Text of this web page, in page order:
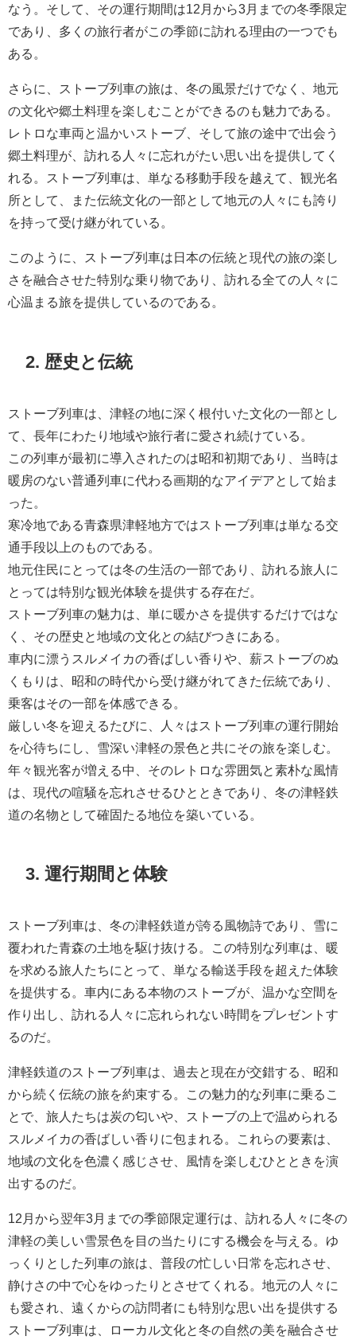
なう。そして、その運行期間は12月から3月までの冬季限定
であり、多くの旅行者がこの季節に訪れる理由の一つでも
ある。
さらに、ストーブ列車の旅は、冬の風景だけでなく、地元
の文化や郷土料理を楽しむことができるのも魅力である。
レトロな車両と温かいストーブ、そして旅の途中で出会う
郷土料理が、訪れる人々に忘れがたい思い出を提供してく
れる。ストーブ列車は、単なる移動手段を越えて、観光名
所として、また伝統文化の一部として地元の人々にも誇り
を持って受け継がれている。
このように、ストーブ列車は日本の伝統と現代の旅の楽し
さを融合させた特別な乗り物であり、訪れる全ての人々に
心温まる旅を提供しているのである。
2. 歴史と伝統
ストーブ列車は、津軽の地に深く根付いた文化の一部とし
て、長年にわたり地域や旅行者に愛され続けている。
この列車が最初に導入されたのは昭和初期であり、当時は
暖房のない普通列車に代わる画期的なアイデアとして始ま
った。
寒冷地である青森県津軽地方ではストーブ列車は単なる交
通手段以上のものである。
地元住民にとっては冬の生活の一部であり、訪れる旅人に
とっては特別な観光体験を提供する存在だ。
ストーブ列車の魅力は、単に暖かさを提供するだけではな
く、その歴史と地域の文化との結びつきにある。
車内に漂うスルメイカの香ばしい香りや、薪ストーブのぬ
くもりは、昭和の時代から受け継がれてきた伝統であり、
乗客はその一部を体感できる。
厳しい冬を迎えるたびに、人々はストーブ列車の運行開始
を心待ちにし、雪深い津軽の景色と共にその旅を楽しむ。
年々観光客が増える中、そのレトロな雰囲気と素朴な風情
は、現代の喧騒を忘れさせるひとときであり、冬の津軽鉄
道の名物として確固たる地位を築いている。
3. 運行期間と体験
ストーブ列車は、冬の津軽鉄道が誇る風物詩であり、雪に
覆われた青森の土地を駆け抜ける。この特別な列車は、暖
を求める旅人たちにとって、単なる輸送手段を超えた体験
を提供する。車内にある本物のストーブが、温かな空間を
作り出し、訪れる人々に忘れられない時間をプレゼントす
るのだ。
津軽鉄道のストーブ列車は、過去と現在が交錯する、昭和
から続く伝統の旅を約束する。この魅力的な列車に乗るこ
とで、旅人たちは炭の匂いや、ストーブの上で温められる
スルメイカの香ばしい香りに包まれる。これらの要素は、
地域の文化を色濃く感じさせ、風情を楽しむひとときを演
出するのだ。
12月から翌年3月までの季節限定運行は、訪れる人々に冬の
津軽の美しい雪景色を目の当たりにする機会を与える。ゆ
っくりとした列車の旅は、普段の忙しい日常を忘れさせ、
静けさの中で心をゆったりとさせてくれる。地元の人々に
も愛され、遠くからの訪問者にも特別な思い出を提供する
ストーブ列車は、ローカル文化と冬の自然の美を融合させ